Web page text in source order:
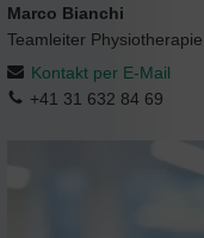
Marco Bianchi
Teamleiter
Kontakt per E-Mail
+41 31 632 84 69